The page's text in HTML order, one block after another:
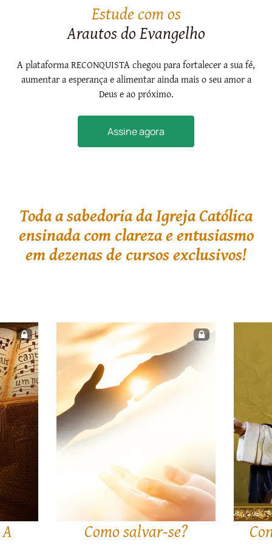
Estude com os
Arautos do Evangelho
A plataforma RECONQUISTA chegou para fortalecer a sua fé,
aumentar a esperança e alimentar ainda mais o seu amor a
Deus e ao próximo.
Assine agora
Toda a sabedoria da Igreja Católica
ensinada com clareza e entusiasmo
em dezenas de cursos exclusivos!
Como salvar-se?